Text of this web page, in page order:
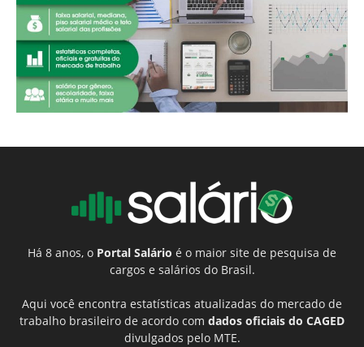
Há 8 anos, o Portal Salário é o maior site de pesquisa de
cargos e salários do Brasil.
Aqui você encontra estatísticas atualizadas do mercado de
trabalho brasileiro de acordo com dados oficiais do CAGED
divulgados pelo MTE.